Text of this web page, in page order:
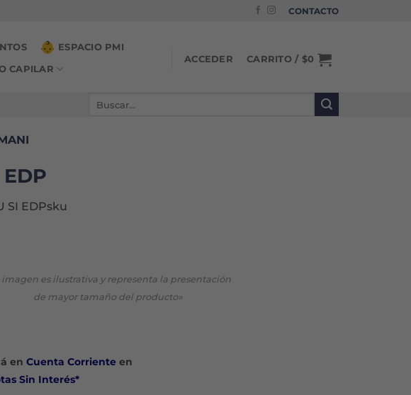
CONTACTO
ESPACIO PMI
CAPILAR
ACCEDER CARRITO / $0
EDP
SI EDPsku
imagen es ilustrativa y representa la presentación
de mayor tamaño del producto»
en Cuenta Corrienteen
Sin Interés*